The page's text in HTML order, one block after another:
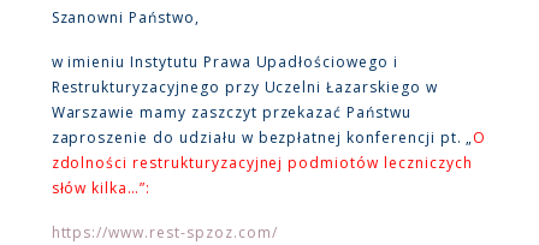
Szanowni Państwo,
w imieniu Instytutu Prawa Upadłościowego i
Restrukturyzacyjnego przy Uczelni Łazarskiego w
Warszawie mamy zaszczyt przekazać Państwu
zaproszenie do udziału w bezpłatnej konferencji pt. „O
zdolności restrukturyzacyjnej podmiotów leczniczych
słów kilka…”:
https://www.rest-spzoz.com/